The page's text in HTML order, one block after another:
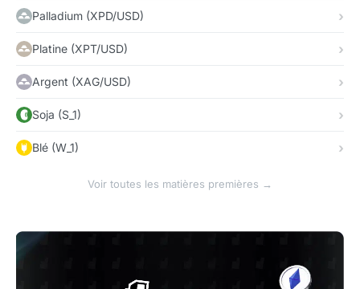
Palladium (XPD/USD)
Platine (XPT/USD)
Argent (XAG/USD)
Soja (S_1)
Blé (W_1)
Voir toutes les matières premières →